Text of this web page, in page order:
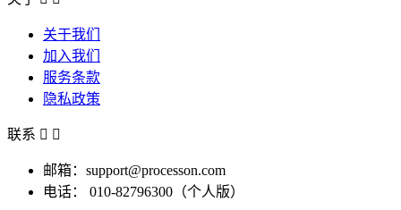
关于我们
加入我们
服务条款
隐私政策
联系  
邮箱：support@processon.com
电话：
010-82796300（个人版）